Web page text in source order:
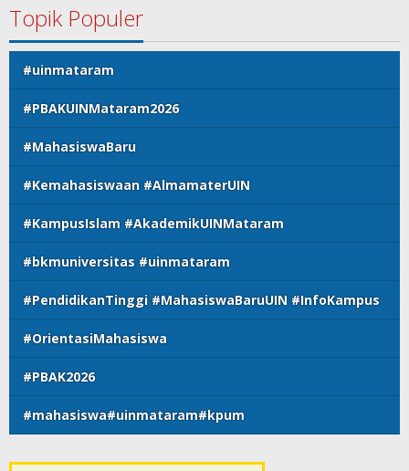
Topik Populer
#uinmataram
#PBAKUINMataram2026
#MahasiswaBaru
#Kemahasiswaan #AlmamaterUIN
#KampusIslam #AkademikUINMataram
#bkmuniversitas #uinmataram
#PendidikanTinggi #MahasiswaBaruUIN #InfoKampus
#OrientasiMahasiswa
#PBAK2026
#mahasiswa#uinmataram#kpum